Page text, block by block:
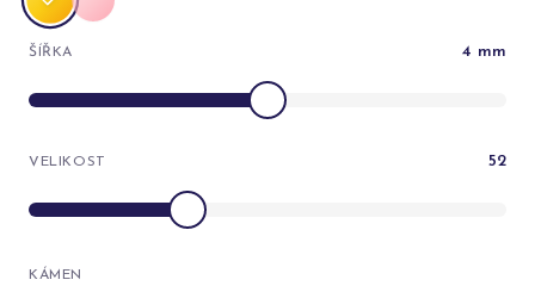
ŠÍŘKA 4 mm
VELIKOST 52
KÁMEN